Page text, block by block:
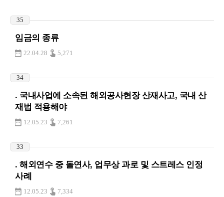
35
임금의 종류
22.04.28 5,271
34
. 국내사업에 소속된 해외공사현장 산재사고, 국내 산
재법 적용해야
12.05.23 7,261
33
. 해외연수 중 돌연사, 업무상 과로 및 스트레스 인정
사례
12.05.23 7,334